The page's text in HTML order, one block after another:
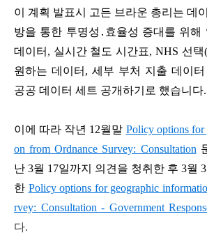
이 계획 발표시 고든 브라운 총리는 데
방을 통한 투명성․효율성 증대를 위해
데이터, 실시간 철도 시간표, NHS 선택
원하는 데이터, 세부 부처 지출 데이터
공공 데이터 세트 공개하기로 했습니다.
이에 따라 작년 12월말 Policy options for
on from Ordnance Survey: Consultation
난 3월 17일까지 의견을 청취한 후 3월
한 Policy options for geographic
rvey: Consultation - Government
다.